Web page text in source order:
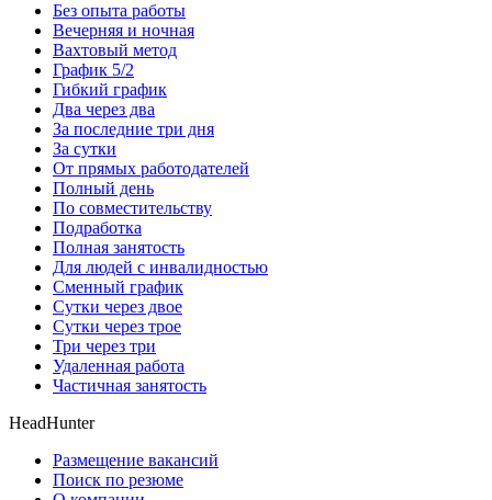
Без опыта работы
Вечерняя и ночная
Вахтовый метод
График 5/2
Гибкий график
Два через два
За последние три дня
За сутки
От прямых работодателей
Полный день
По совместительству
Подработка
Полная занятость
Для людей с инвалидностью
Сменный график
Сутки через двое
Сутки через трое
Три через три
Удаленная работа
Частичная занятость
HeadHunter
Размещение вакансий
Поиск по резюме